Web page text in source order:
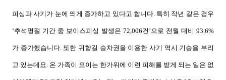
피싱과 사기가 눈에 띄게 증가하고 있다고 합니다. 특히 작년 같은 경우
‘추석명절 기간 중 보이스피싱 발생은 72,006건 ’으로 전월 대비 93.6%
가 증가했습니다. 또한 귀향길 승차권을 이용한 사기 역시 기승을 부리
고 있는데요. 온 가족이 모이는 한가위에 이런 피해를 받게 되는 일은 없